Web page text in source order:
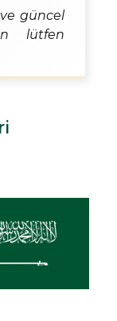
ve güncel
lütfen